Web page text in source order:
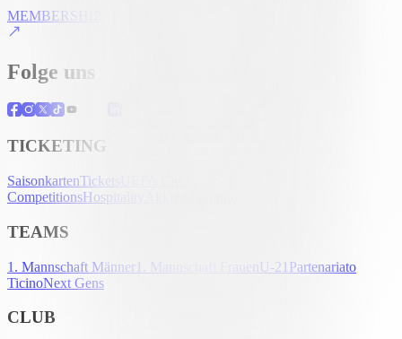
MEMBERSHIP
Folge uns
TICKETING
SaisonkartenTickets
CompetitionsHospitality
TEAMS
1. Mannschaft Männer 1. Mannschaft FrauenU-21 Partenariato
TicinoNext Gens
CLUB